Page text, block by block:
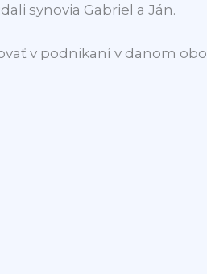
synovia Gabriel a Ján.
v podnikaní v danom